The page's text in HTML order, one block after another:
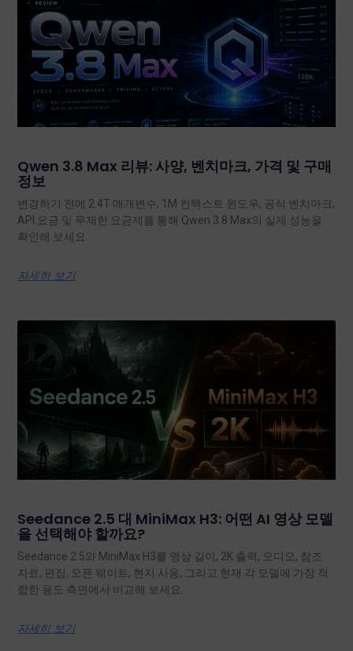
Qwen 3.8 Max 리뷰: 사양, 벤치마크, 가격 및 구매
정보
변경하기 전에 2.4T 매개변수, 1M 컨텍스트 윈도우, 공식 벤치마크,
API 요금 및 무제한 요금제를 통해 Qwen 3.8 Max의 실제 성능을
확인해 보세요.
자세히 보기
Seedance 2.5 대 MiniMax H3: 어떤 AI 영상 모델
을 선택해야 할까요?
Seedance 2.5와 MiniMax H3를 영상 길이, 2K 출력, 오디오, 참조
자료, 편집, 오픈 웨이트, 현지 사용, 그리고 현재 각 모델에 가장 적
합한 용도 측면에서 비교해 보세요.
자세히 보기